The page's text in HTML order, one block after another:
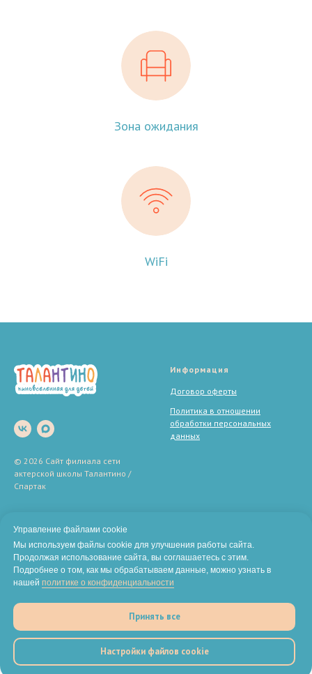
Зона ожидания
WiFi
© 2026 Сайт филиала сети
актерской школы Талантино /
Спартак
Информация
Договор оферты
Политика в отношении
обработки персональных
данных
компании
119180, г. Москва,
ул. Большая Якиманка, д. 19, кв.
772481767371
Реквизиты
Управление файлами cookie
Мы используем файлы cookie для улучшения работы сайта.
Продолжая использование сайта, вы соглашаетесь с этим.
Подробнее о том, как мы обрабатываем данные, можно узнать в
нашей политике о конфиденциальности
Принять все
Настройки файлов cookie